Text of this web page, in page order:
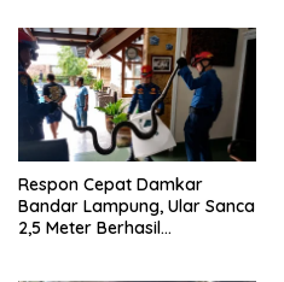
Respon Cepat Damkar
Bandar Lampung, Ular Sanca
2,5 Meter Berhasil